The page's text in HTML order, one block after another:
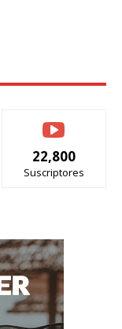
22,800
Suscriptores